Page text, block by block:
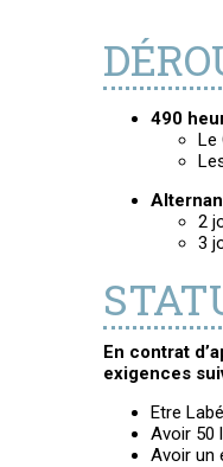
490
Le
2
3
En contrat
exigences
Etre
Avoir 50
Avoir un